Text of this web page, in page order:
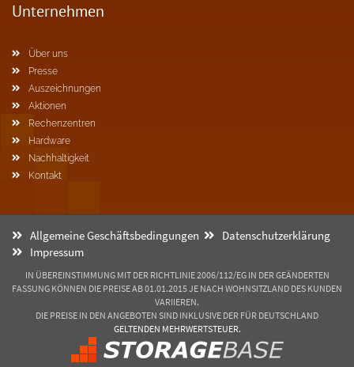
Unternehmen
Über uns
Presse
Auszeichnungen
Aktionen
Rechenzentren
Hardware
Nachhaltigkeit
Kontakt
Allgemeine Geschäftsbedingungen
Datenschutzerklärung
Impressum
IN ÜBEREINSTIMMUNG MIT DER RICHTLINIE 2006/112/EG IN DER GEÄNDERTEN
FASSUNG KÖNNEN DIE PREISE AB 01.01.2015 JE NACH WOHNSITZLAND DES KUNDEN
VARIIEREN.
DIE PREISE IN DEN ANGEBOTEN SIND INKLUSIVE DER FÜR DEUTSCHLAND
GELTENDEN MEHRWERTSTEUER.